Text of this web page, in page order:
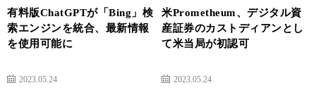
有料版ChatGPTが「Bing」検
索エンジンを統合、最新情報
を使用可能に
米Prometheum、デジタル資
産証券のカストディアンとし
て米当局が初認可
2023.05.24 2023.05.24